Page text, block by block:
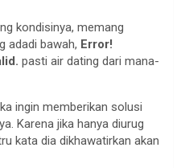
kondisinya, memang
adadi bawah, Error!
pasti air dating dari mana-
ingin memberikan solusi
Karena jika hanya diurug
kata dia dikhawatirkan akan